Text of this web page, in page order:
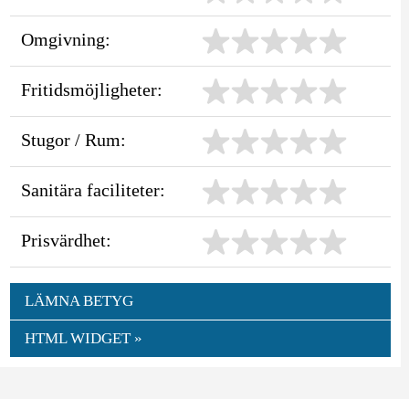
Omgivning:
Fritidsmöjligheter:
Stugor / Rum:
Sanitära faciliteter:
Prisvärdhet:
LÄMNA BETYG
HTML WIDGET »